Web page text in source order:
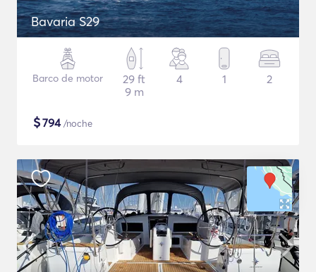
Bavaria S29
Barco de motor
29 ft
9 m
4 1 2
$794/noche